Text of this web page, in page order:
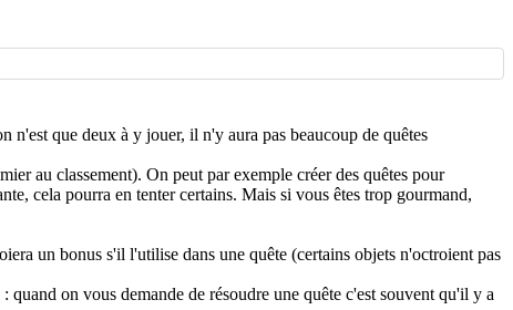
n'est que deux à y jouer, il n'y aura pas beaucoup de quêtes
au classement). On peut par exemple créer des quêtes pour
cela pourra en tenter certains. Mais si vous êtes trop gourmand,
un bonus s'il l'utilise dans une quête (certains objets n'octroient pas
on vous demande de résoudre une quête c'est souvent qu'il y a